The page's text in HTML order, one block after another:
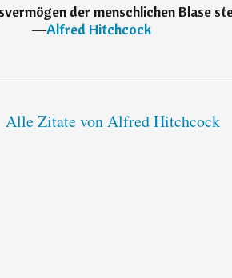
der menschlichen Blase
―Alfred Hitchcock
Alle Zitate von Alfred Hitchcock